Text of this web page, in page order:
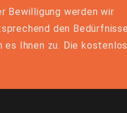
Bewilligung werden wir
den
es Ihnen zu. Die